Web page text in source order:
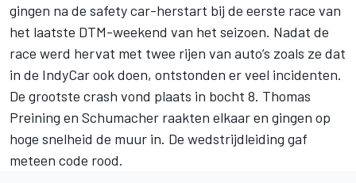
gingen na de safety car-herstart bij de eerste race van
het laatste DTM-weekend van het seizoen. Nadat de
race werd hervat met twee rijen van auto’s zoals ze dat
in de IndyCar ook doen, ontstonden er veel incidenten.
De grootste crash vond plaats in bocht 8. Thomas
Preining en Schumacher raakten elkaar en gingen op
hoge snelheid de muur in. De wedstrijdleiding gaf
meteen code rood.